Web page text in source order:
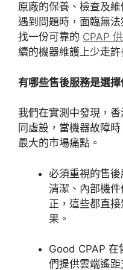
原廠的保養、檢查及
遇到問題時，面臨無
找一份可靠的 CPAP
續的機器維護上少走許
有哪些售後服務是選
我們在實測中發現，
同虛設，當機器故障
最大的市場痛點。
必須重視的售
清潔、內部機
正，這些都直
果。
Good CPAP 在
們提供雲端遙